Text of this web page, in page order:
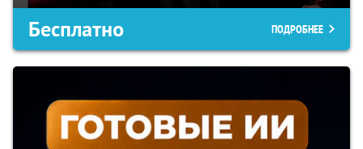
Бесплатно ПОДРОБНЕЕ